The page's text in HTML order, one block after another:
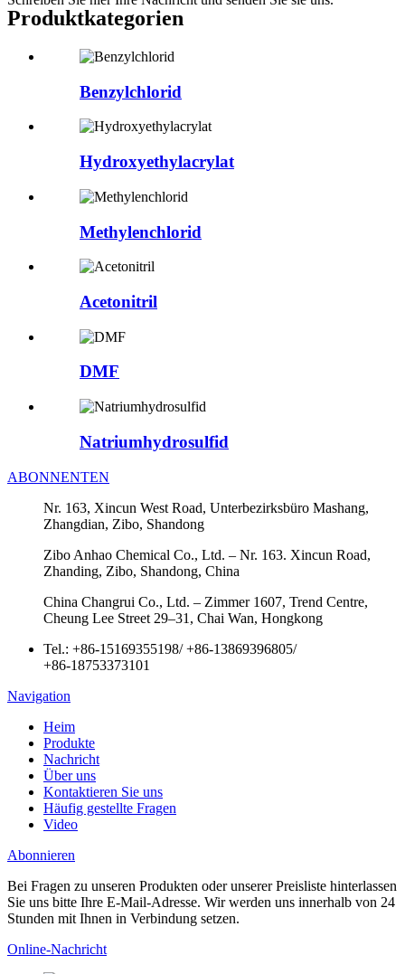
Produktkategorien
Benzylchlorid
Hydroxyethylacrylat
Methylenchlorid
Acetonitril
DMF
Natriumhydrosulfid
ABONNENTEN
Nr. 163, Xincun West Road, Unterbezirksbüro Mashang,
Zhangdian, Zibo, Shandong
Zibo Anhao Chemical Co., Ltd. – Nr. 163. Xincun Road,
Zhanding, Zibo, Shandong, China
China Changrui Co., Ltd. – Zimmer 1607, Trend Centre,
Cheung Lee Street 29–31, Chai Wan, Hongkong
Tel.: +86-15169355198/+86-13869396805/
+86-18753373101
Navigation
Heim
Produkte
Nachricht
Über uns
Kontaktieren Sie uns
Häufig gestellte Fragen
Video
Abonnieren
Bei Fragen zu unseren Produkten oder unserer Preisliste hinterlassen
Sie uns bitte Ihre E-Mail-Adresse. Wir werden uns innerhalb von 24
Stunden mit Ihnen in Verbindung setzen.
Online-Nachricht